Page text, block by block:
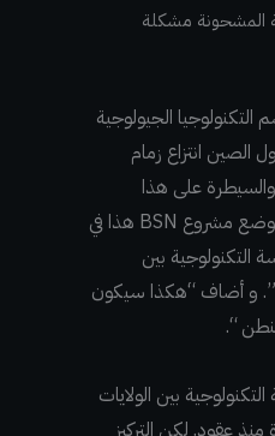
المشحونة مشكلة
الجيولوجية
الصين انتزاع زمام
القيادة لل blockchain والسيطرة على هذا
المجال. وقد ينتهي الأمر بوضع مشروع BSN هذا في
التكنولوجية بين
و أضاف “هكذا سيكون
“.
بين الولايات
عقود. لكن التركيز